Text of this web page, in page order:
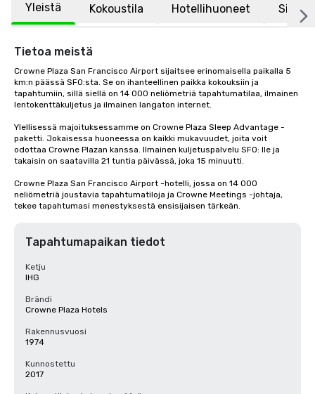
Yleistä Kokoustila Hotellihuoneet Sijainti
Tietoa meistä
Crowne Plaza San Francisco Airport sijaitsee erinomaisella paikalla 5
km:n päässä SFO:sta. Se on ihanteellinen paikka kokouksiin ja
tapahtumiin, sillä siellä on 14 000 neliömetriä tapahtumatilaa, ilmainen
lentokenttäkuljetus ja ilmainen langaton internet.
Ylellisessä majoituksessamme on Crowne Plaza Sleep Advantage -
paketti. Jokaisessa huoneessa on kaikki mukavuudet, joita voit
odottaa Crowne Plazan kanssa. Ilmainen kuljetuspalvelu SFO: lle ja
takaisin on saatavilla 21 tuntia päivässä, joka 15 minuutti.
Crowne Plaza San Francisco Airport -hotelli, jossa on 14 000
neliömetriä joustavia tapahtumatiloja ja Crowne Meetings -johtaja,
tekee tapahtumasi menestyksestä ensisijaisen tärkeän.
Tapahtumapaikan tiedot
Ketju
IHG
Brändi
Crowne Plaza Hotels
Rakennusvuosi
1974
Kunnostettu
2017